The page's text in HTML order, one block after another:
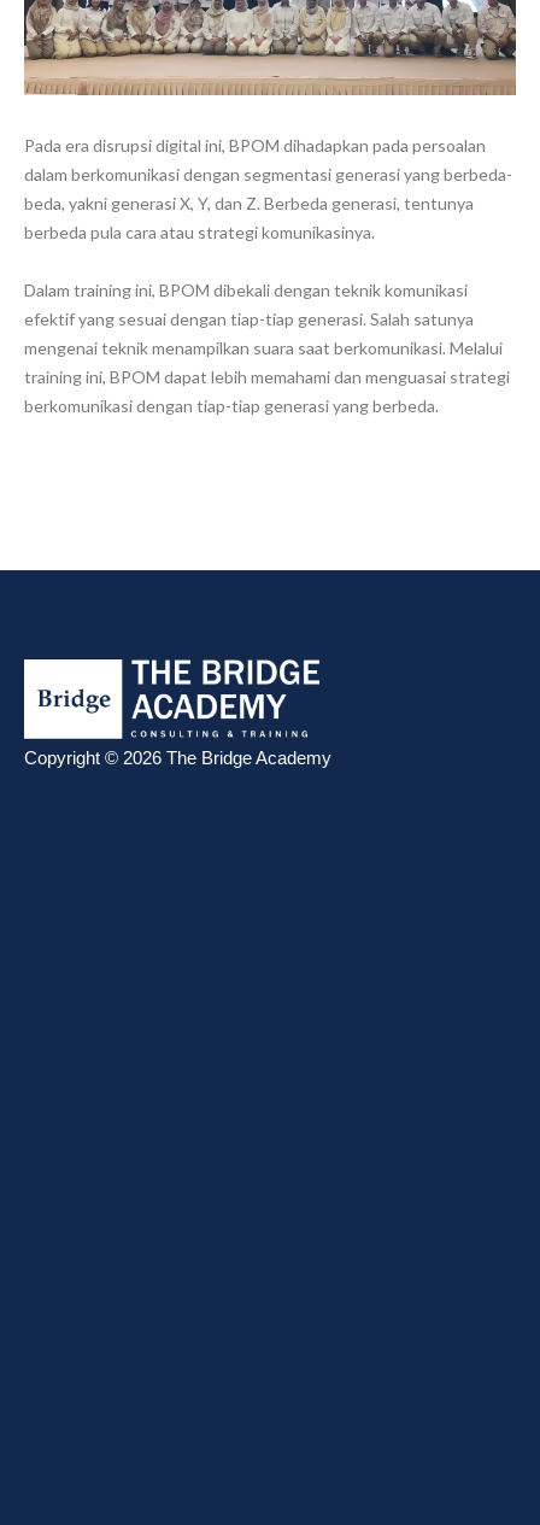
Pada era disrupsi digital ini, BPOM dihadapkan pada persoalan
dalam berkomunikasi dengan segmentasi generasi yang berbeda-
beda, yakni generasi X, Y, dan Z. Berbeda generasi, tentunya
berbeda pula cara atau strategi komunikasinya.
Dalam training ini, BPOM dibekali dengan teknik komunikasi
efektif yang sesuai dengan tiap-tiap generasi. Salah satunya
mengenai teknik menampilkan suara saat berkomunikasi. Melalui
training ini, BPOM dapat lebih memahami dan menguasai strategi
berkomunikasi dengan tiap-tiap generasi yang berbeda.
Copyright © 2026 The Bridge Academy